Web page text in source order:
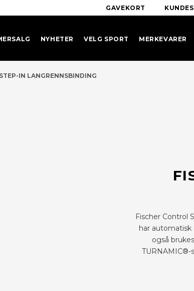
GAVEKORT
NYHETER VELG SPORT MERKEVARER
IN LANGRENNSBINDING
Fischer Control
har
også
TURNAMIC®-